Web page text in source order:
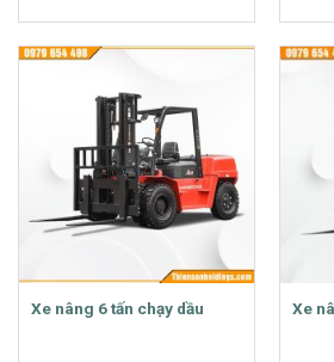
Xe nâng 6 tấn chạy dầu Xe